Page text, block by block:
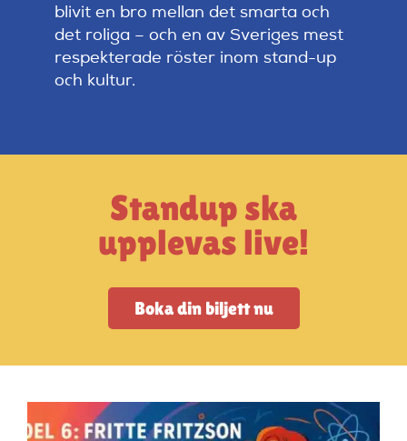
Artiklar
Om oss
Kontakta oss
blivit en bro mellan det smarta och
det roliga – och en av Sveriges mest
respekterade röster inom stand-up
och kultur.
Standup ska
upplevas live!
Boka din biljett nu